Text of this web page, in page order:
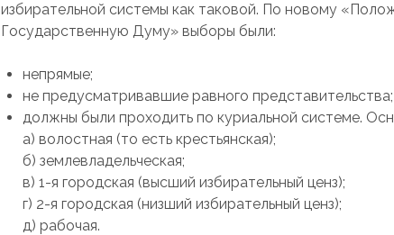
избирательной системы как таковой. По новому
Государственную Думу» выборы были:
непрямые;
не предусматривавшие равного представительства;
должны были проходить по куриальной системе.
а) волостная (то есть крестьянская);
б) землевладельческая;
в) 1-я городская (высший избирательный ценз);
г) 2-я городская (низший избирательный ценз);
д) рабочая.